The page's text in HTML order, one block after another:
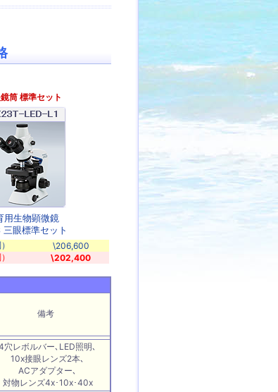
筒 標準セット
用生物顕微鏡
三眼標準セット
\206,600
\202,400
備考
穴レボルバー､LED照明､
10x接眼レンズ2本､
ACアダプター､
対物レンズ4x･10x･40x